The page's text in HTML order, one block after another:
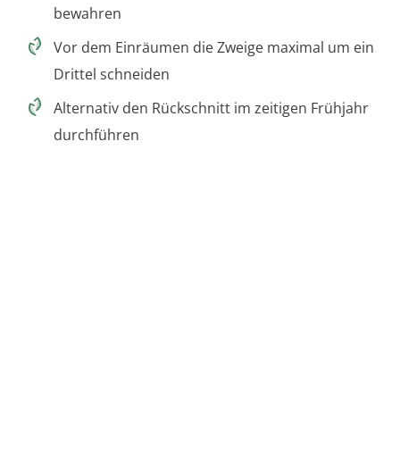
bewahren
Vor dem Einräumen die Zweige maximal um ein
Drittel schneiden
Alternativ den Rückschnitt im zeitigen Frühjahr
durchführen